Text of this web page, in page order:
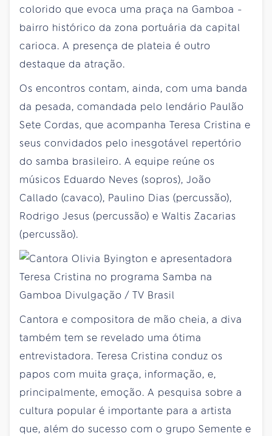
colorido que evoca uma praça na Gamboa -
bairro histórico da zona portuária da capital
carioca. A presença de plateia é outro
destaque da atração.
Os encontros contam, ainda, com uma banda
da pesada, comandada pelo lendário Paulão
Sete Cordas, que acompanha Teresa Cristina e
seus convidados pelo inesgotável repertório
do samba brasileiro. A equipe reúne os
músicos Eduardo Neves (sopros), João
Callado (cavaco), Paulino Dias (percussão),
Rodrigo Jesus (percussão) e Waltis Zacarias
(percussão).
Cantora e compositora de mão cheia, a diva
também tem se revelado uma ótima
entrevistadora. Teresa Cristina conduz os
papos com muita graça, informação, e,
principalmente, emoção. A pesquisa sobre a
cultura popular é importante para a artista
que, além do sucesso com o grupo Semente e